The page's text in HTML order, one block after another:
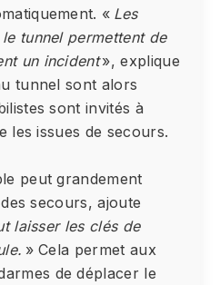
« Les
tunnel permettent de
un incident», explique
tunnel sont alors
sont invités à
les issues de secours.
peut grandement
secours, ajoute
laisser les clés de
» Cela permet aux
de déplacer le